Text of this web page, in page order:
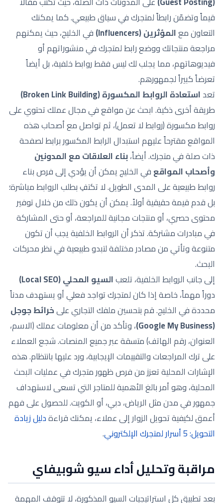
قيماً وتضمّن رابطاً لمتجرك في سياق طبيعي. كما يمكنك
التعاون معالمؤثرين (Influencers)
في الخليج، حيث يمكنهم
مراجعة منتجاتك ووضع رابط لمتجرك في منشوراتهم أو
فيديوهاتهم، مما يجلب لك ليس فقط روابط خلفية، بل أيضاً
تعرضاً كبيراً لجمهورهم.
تعد استعادة الروابط المكسورة (Broken Link Building)
طريقة أخرى ذكية. ابحث عن مواقع في مجال عملك تحتوي على
روابط مكسورة (روابط لا تعمل)، ثم تواصل مع أصحاب هذه
المواقع مقترحاً عليهم استبدال الرابط المكسور برابط لصفحة
ذات صلة في متجرك. أيضاً،بناء العلاقات مع المدونين
وأصحاب المواقع في الخليج يمكن أن يؤدي إلى فرص بناء
روابط طبيعية على المدى الطويل. لا تكتفِ بطلب الروابط مباشرة؛
بل قدم قيمة حقيقية أولاً. يمكن أن يكون ذلك من خلال توفير
محتوى حصري، أو منتجات مجانية للمراجعة، أو حتى المشاركة
في مبادرات مشتركة. تذكر أن الروابط الخلفية يجب أن تكون
متنوعة وتأتي من مصادر مختلفة لتبدو طبيعية في نظر محركات
البحث.
إلى جانب الروابط الخلفية، تلعبالسيو المحلي (Local SEO)
دوراً مهماً، خاصة إذا كان لمتجرك تواجد فعلي أو يستهدف مدناً
محددة في الخليج. قم بتحسين ملفك التجاري علىخرائط جوجل
(Google My Business)
، وتأكد من أن معلومات عملك (الاسم،
العنوان، رقم الهاتف) متسقة عبر جميع المنصات. شجع العملاء
على ترك المراجعات والتقييمات الإيجابية، ورد عليها بانتظام. هذه
الإشارات المحلية تعزز من فرص ظهور متجرك في عمليات البحث
المحلية، وهو أمر بالغ الأهمية للمتاجر التي تسعى لاستهداف
جمهور في مدن مثل الرياض، دبي، أو الكويت. للحصول على فهم
أعمق لكيفية تحويل الزوار إلى عملاء، يمكنك قراءةدليل زيادة
التحويل: 5 أسرار لمتجرك الإلكتروني
.
مراقبة وتحليل أداء سيو شوبيفاي
بعد تطبيق كل استراتيجيات السيو المذكورة، لا تتوقف المهمة